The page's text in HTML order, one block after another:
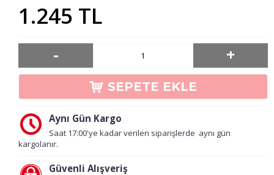
1.245 TL
- +
SEPETE EKLE
Aynı Gün Kargo
Saat 17:00'ye kadar verilen siparişlerde aynı gün
kargolanır.
Güvenli Alışveriş